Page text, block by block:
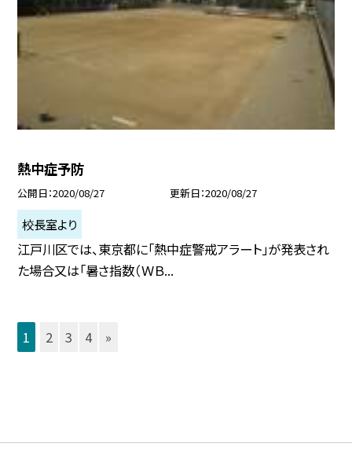
熱中症予防
公開日 2020/08/27 更新日 2020/08/27
校長室より
江戸川区では、東京都に「熱中症警戒アラート」が発表され
た場合又は「暑さ指数（ＷＢ...
1 2 3 4 »